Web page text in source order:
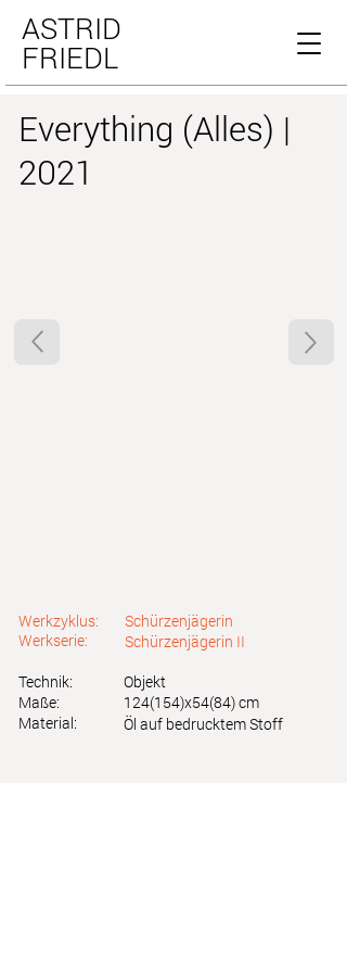
ASTRID
FRIEDL
Everything (Alles) |
2021
Werkzyklus:
Werkserie:
Schürzenjägerin
Schürzenjägerin II
Technik:
Maße:
Material:
Objekt
124(154)x54(84) cm
Öl auf bedrucktem Stoff